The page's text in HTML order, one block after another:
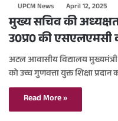
UPCM News April 12, 2025
मुख्य सचिव की
उ0प्र0 की एसएलएमसी
अटल आवासीय विद्यालय मुख्यमंत्री
को उच्च गुणवत्ता युक्त शिक्षा
Read More »